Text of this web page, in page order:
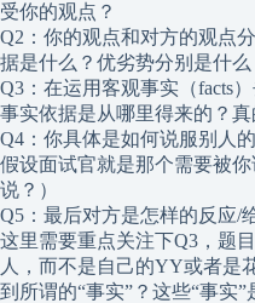
受你的观点？
Q2：你的观点和对方的观点
据是什么？优劣势分别是什么
Q3：在运用客观事实（facts
事实依据是从哪里得来的？
Q4：你具体是如何说服别人
假设面试官就是那个需要被
说？）
Q5：最后对方是怎样的反应/
这里需要重点关注下Q3，题
人，而不是自己的YY或者是
到所谓的“事实”？这些“事实